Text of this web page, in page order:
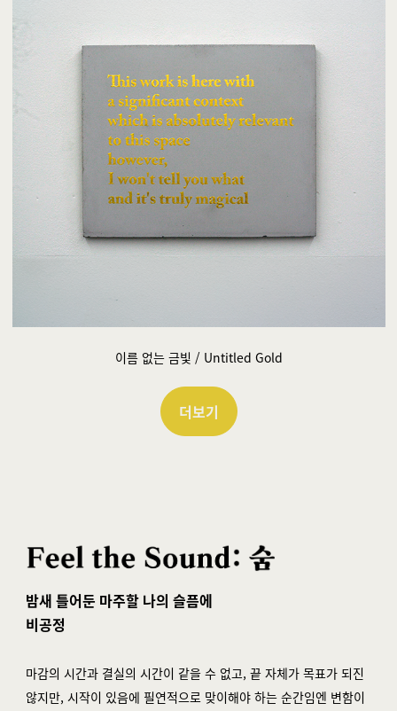
이름 없는 금빛 / Untitled Gold
더보기
밤새 틀어둔 마주할 나의 슬픔에
비공정
마감의 시간과 결실의 시간이 같을 수 없고, 끝 자체가 목표가 되진
않지만, 시작이 있음에 필연적으로 맞이해야 하는 순간임엔 변함이